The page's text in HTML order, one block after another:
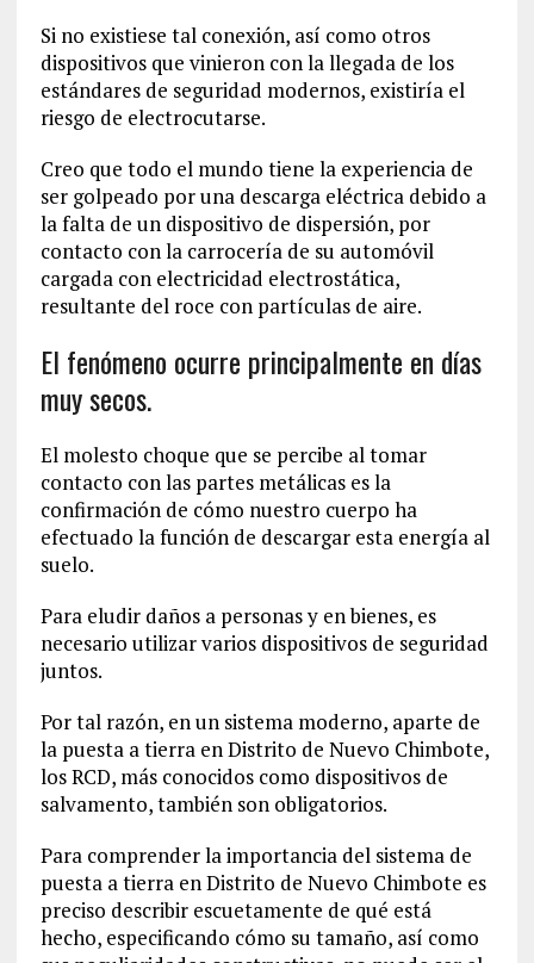
Si no existiese tal conexión, así como otros
dispositivos que vinieron con la llegada de los
estándares de seguridad modernos, existiría el
riesgo de electrocutarse.
Creo que todo el mundo tiene la experiencia de
ser golpeado por una descarga eléctrica debido a
la falta de un dispositivo de dispersión, por
contacto con la carrocería de su automóvil
cargada con electricidad electrostática,
resultante del roce con partículas de aire.
El fenómeno ocurre principalmente en días
muy secos.
El molesto choque que se percibe al tomar
contacto con las partes metálicas es la
confirmación de cómo nuestro cuerpo ha
efectuado la función de descargar esta energía al
suelo.
Para eludir daños a personas y en bienes, es
necesario utilizar varios dispositivos de seguridad
juntos.
Por tal razón, en un sistema moderno, aparte de
la puesta a tierra en Distrito de Nuevo Chimbote,
los RCD, más conocidos como dispositivos de
salvamento, también son obligatorios.
Para comprender la importancia del sistema de
puesta a tierra en Distrito de Nuevo Chimbote es
preciso describir escuetamente de qué está
hecho, especificando cómo su tamaño, así como